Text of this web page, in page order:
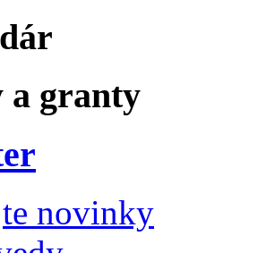
a granty
novinky